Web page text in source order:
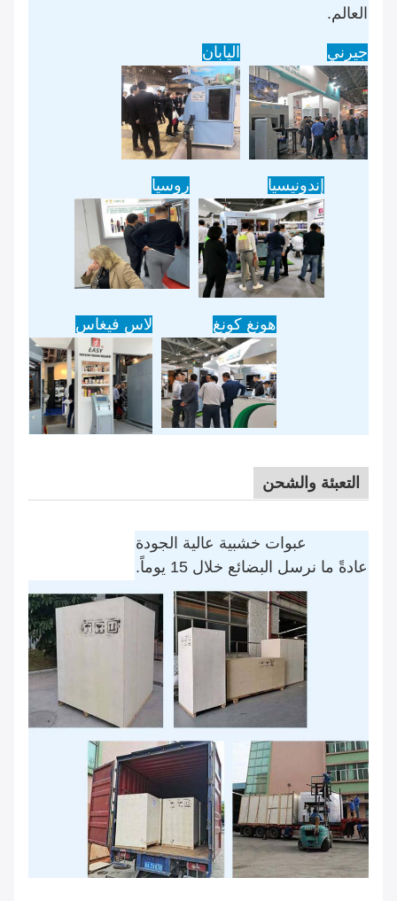
العالم.
جيرني اليابان
إندونيسيا روسيا
هونغ كونغ لاس فيغاس
التعبئة والشحن
عبوات خشبية عالية الجودة
عادةً ما نرسل البضائع خلال 15 يوماً.